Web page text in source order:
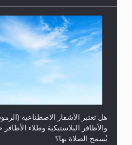
هل تعتبر الأشفار الاصطناعية
والأظافر البلاستيكية وطلاء
يُسمح الصلاة بها؟